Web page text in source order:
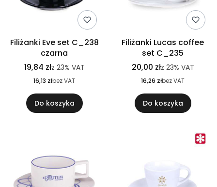
Filiżanki Eve set C_238
czarna
19,84 złz 23% VAT
16,13 złbez VAT
Do koszyka
Filiżanki Lucas coffee
set C_235
20,00 złz 23% VAT
16,26 złbez VAT
Do koszyka